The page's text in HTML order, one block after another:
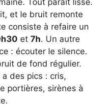
et le bruit remonte
consiste à refaire un
et 7h. Un autre
: écouter le silence.
de fond régulier.
des pics : cris,
portières, sirènes à